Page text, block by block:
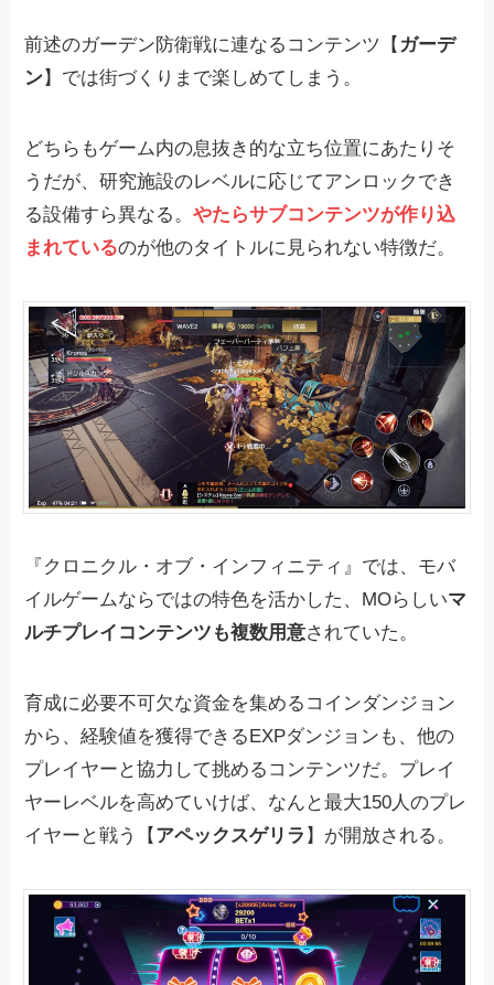
前述のガーデン防衛戦に連なるコンテンツ【 ガーデ
ン】では街づくりまで楽しめてしまう。
どちらもゲーム内の息抜き的な立ち位置にあたりそ
うだが、研究施設のレベルに応じてアンロックでき
る設備すら異なる。やたらサブコンテンツが作り込
まれているのが他のタイトルに見られない特徴だ。
『クロニクル・オブ・インフィニティ』では、モバ
イルゲームならではの特色を活かした、MOらしいマ
ルチプレイコンテンツも複数用意されていた。
育成に必要不可欠な資金を集めるコインダンジョン
から、経験値を獲得できるEXPダンジョンも、他の
プレイヤーと協力して挑めるコンテンツだ。プレイ
ヤーレベルを高めていけば、なんと最大150人のプレ
イヤーと戦う【 アペックスゲリラ 】が開放される。